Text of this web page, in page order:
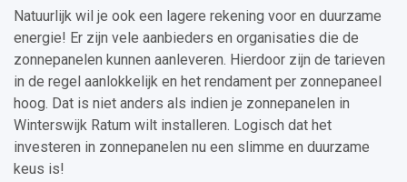
Natuurlijk wil je ook een lagere rekening voor en duurzame
energie! Er zijn vele aanbieders en organisaties die de
zonnepanelen kunnen aanleveren. Hierdoor zijn de tarieven
in de regel aanlokkelijk en het rendament per zonnepaneel
hoog. Dat is niet anders als indien je zonnepanelen in
Winterswijk Ratum wilt installeren. Logisch dat het
investeren in zonnepanelen nu een slimme en duurzame
keus is!